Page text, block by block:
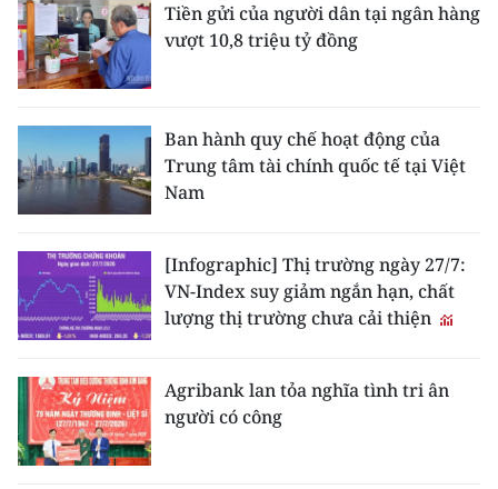
Tiền gửi của người dân tại ngân hàng
vượt 10,8 triệu tỷ đồng
Ban hành quy chế hoạt động của
Trung tâm tài chính quốc tế tại Việt
Nam
[Infographic] Thị trường ngày 27/7:
VN-Index suy giảm ngắn hạn, chất
lượng thị trường chưa cải thiện
Agribank lan tỏa nghĩa tình tri ân
người có công